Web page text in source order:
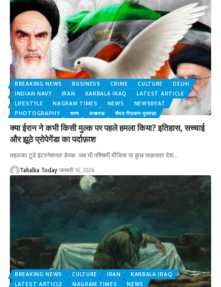
BREAKING NEWS BUSINESS CRIME CULTURE
DELHI
INDIAN NAVY
IRAN KARBALA IRAQ
LATEST ARTICLE
LIFESTYLE
NAGRAM TIMES NEWS
NEWSBEAT
PHOTOGRAPHY
राज्य लखनऊ सैयद रिज़वान मुस्तफ़ा
क्या ईरान ने कभी किसी मुल्क पर पहले हमला किया? इतिहास, सच्चाई
और झूठे प्रोपेगेंडा का पर्दाफ़ाश
तहलका टुडे इंटरनेशनल डेस्क जब भी पश्चिमी मीडिया या कुछ ताक़तवर देश…
Tahalka Today जनवरी 16, 2026
BREAKING NEWS CULTURE IRAN
KARBALA IRAQ
LATEST ARTICLE
NAGRAM TIMES
NEWS